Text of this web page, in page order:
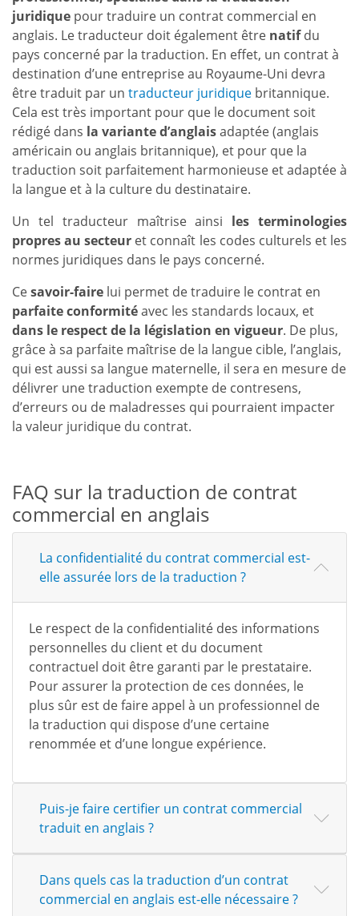
juridique pour traduire un contrat commercial en
anglais. Le traducteur doit également être natifdu
pays concerné par la traduction. En effet, un contrat à
destination d’une entreprise au Royaume-Uni devra
être traduit par un traducteur juridique britannique.
Cela est très important pour que le document soit
rédigé dans la variante d’anglaisadaptée (anglais
américain ou anglais britannique), et pour que la
traduction soit parfaitement harmonieuse et adaptée à
la langue et à la culture du destinataire.
Un tel traducteur maîtrise ainsi les terminologies
propres au secteur et connaît les codes culturels et les
normes juridiques dans le pays concerné.
Cesavoir-faire lui permet de traduire le contrat en
parfaite conformitéavec les standards locaux, et
dans le respect de la législation en vigueur. De plus,
grâce à sa parfaite maîtrise de la langue cible, l’anglais,
qui est aussi sa langue maternelle, il sera en mesure de
délivrer une traduction exempte de contresens,
d’erreurs ou de maladresses qui pourraient impacter
la valeur juridique du contrat.
FAQ sur la traduction de contrat
commercial en anglais
La confidentialité du contrat commercial est-
elle assurée lors de la traduction ?
Le respect de la confidentialité des informations
personnelles du client et du document
contractuel doit être garanti par le prestataire.
Pour assurer la protection de ces données, le
plus sûr est de faire appel à un professionnel de
la traduction qui dispose d’une certaine
renommée et d’une longue expérience.
Puis-je faire certifier un contrat commercial
traduit en anglais ?
Dans quels cas la traduction d’un contrat
commercial en anglais est-elle nécessaire ?